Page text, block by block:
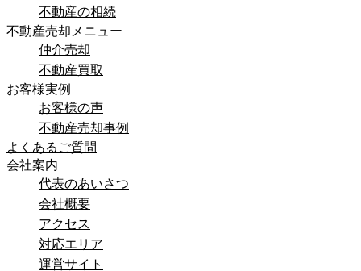
不動産の相続
不動産売却メニュー
仲介売却
不動産買取
お客様実例
お客様の声
不動産売却事例
よくあるご質問
会社案内
代表のあいさつ
会社概要
アクセス
対応エリア
運営サイト